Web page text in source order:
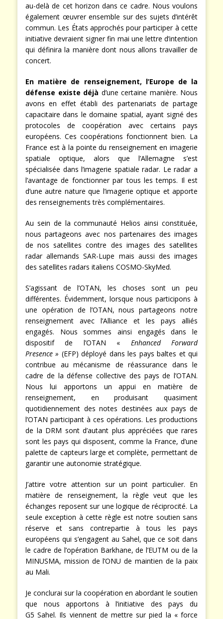
au-delà de cet horizon dans ce cadre. Nous voulons
également œuvrer ensemble sur des sujets d’intérêt
commun. Les États approchés pour participer à cette
initiative devraient signer fin mai une lettre d’intention
qui définira la manière dont nous allons travailler de
concert.
En matière de renseignement, l’Europe de la
défense existe déjà d’une certaine manière. Nous
avons en effet établi des partenariats de partage
capacitaire dans le domaine spatial, ayant signé des
protocoles de coopération avec certains pays
européens. Ces coopérations fonctionnent bien. La
France est à la pointe du renseignement en imagerie
spatiale optique, alors que l’Allemagne s’est
spécialisée dans l’imagerie spatiale radar. Le radar a
l’avantage de fonctionner par tous les temps. Il est
d’une autre nature que l’imagerie optique et apporte
des renseignements très complémentaires.
Au sein de la communauté Helios ainsi constituée,
nous partageons avec nos partenaires des images
de nos satellites contre des images des satellites
radar allemands SAR-Lupe mais aussi des images
des satellites radars italiens COSMO-SkyMed.
S’agissant de l’OTAN, les choses sont un peu
différentes. Évidemment, lorsque nous participons à
une opération de l’OTAN, nous partageons notre
renseignement avec l’Alliance et les pays alliés
engagés. Nous sommes ainsi engagés dans le
dispositif de l’OTAN « Enhanced Forward
Presence » (EFP) déployé dans les pays baltes et qui
contribue au mécanisme de réassurance dans le
cadre de la défense collective des pays de l’OTAN.
Nous lui apportons un appui en matière de
renseignement, en produisant quasiment
quotidiennement des notes destinées aux pays de
l’OTAN participant à ces opérations. Les productions
de la DRM sont d’autant plus appréciées que rares
sont les pays qui disposent, comme la France, d’une
palette de capteurs large et complète, permettant de
garantir une autonomie stratégique.
J’attire votre attention sur un point particulier. En
matière de renseignement, la règle veut que les
échanges reposent sur une logique de réciprocité. La
seule exception à cette règle est notre soutien sans
réserve et sans contrepartie à tous les pays
européens qui s’engagent au Sahel, que ce soit dans
le cadre de l’opération Barkhane, de l’EUTM ou de la
MINUSMA, mission de l’ONU de maintien de la paix
au Mali.
Je conclurai sur la coopération en abordant le soutien
que nous apportons à l’initiative des pays du
G5 Sahel. Ils viennent de mettre sur pied la « force